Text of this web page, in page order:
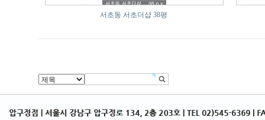
서초동 서초더샵 38평